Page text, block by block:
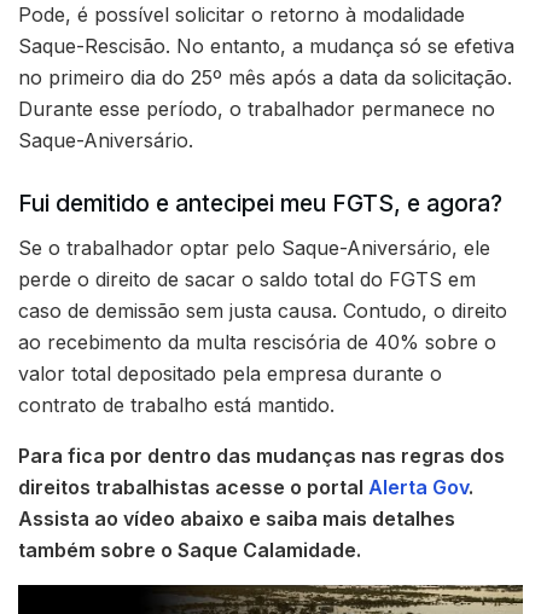
Pode, é possível solicitar o retorno à modalidade
Saque-Rescisão. No entanto, a mudança só se efetiva
no primeiro dia do 25º mês após a data da solicitação.
Durante esse período, o trabalhador permanece no
Saque-Aniversário.
Fui demitido e antecipei meu FGTS, e agora?
Se o trabalhador optar pelo Saque-Aniversário, ele
perde o direito de sacar o saldo total do FGTS em
caso de demissão sem justa causa. Contudo, o direito
ao recebimento da multa rescisória de 40% sobre o
valor total depositado pela empresa durante o
contrato de trabalho está mantido.
Para fica por dentro das mudanças nas regras dos
direitos trabalhistas acesse o portal Alerta Gov.
Assista ao vídeo abaixo e saiba mais detalhes
também sobre o Saque Calamidade.